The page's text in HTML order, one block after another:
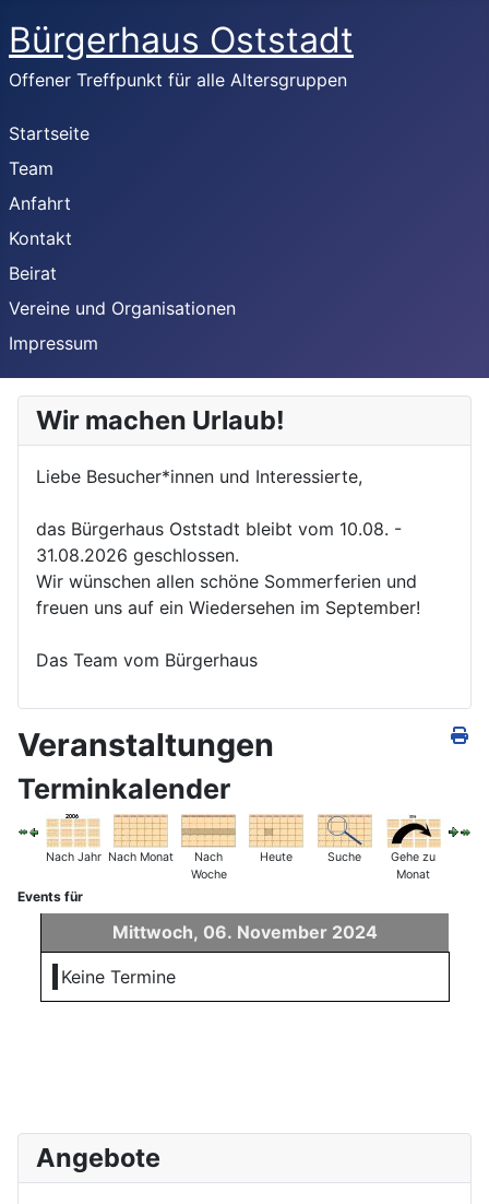
Bürgerhaus Oststadt
Offener Treffpunkt für alle Altersgruppen
Startseite
Team
Anfahrt
Kontakt
Beirat
Vereine und Organisationen
Impressum
Wir machen Urlaub!
Liebe Besucher*innen und Interessierte,
das Bürgerhaus Oststadt bleibt vom 10.08. -
31.08.2026 geschlossen.
Wir wünschen allen schöne Sommerferien und
freuen uns auf ein Wiedersehen im September!
Das Team vom Bürgerhaus
Veranstaltungen
Terminkalender
Nach Jahr Nach Monat
Nach
Woche
Heute Suche
Gehe zu
Monat
Events für
Mittwoch, 06. November 2024
Keine Termine
Angebote